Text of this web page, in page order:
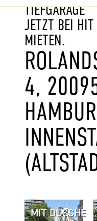
TIEFGARAGE
JETZT BEI HIT
MIETEN.
4,
MIT DUSCHE